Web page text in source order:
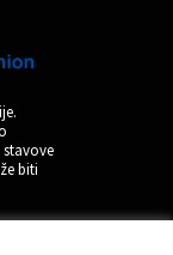
biti